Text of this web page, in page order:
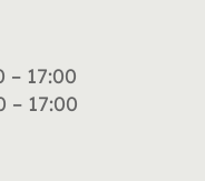
– 17:00
– 17:00